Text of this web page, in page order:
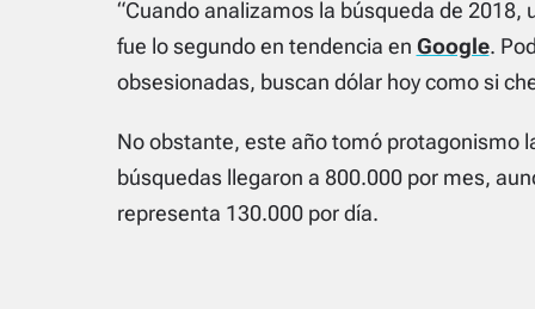
“Cuando analizamos la búsqueda de
fue lo segundo en tendencia en Google.
obsesionadas, buscan dólar hoy como si
No obstante, este año tomó protagonismo
búsquedas llegaron a 800.000 por mes,
representa 130.000 por día.